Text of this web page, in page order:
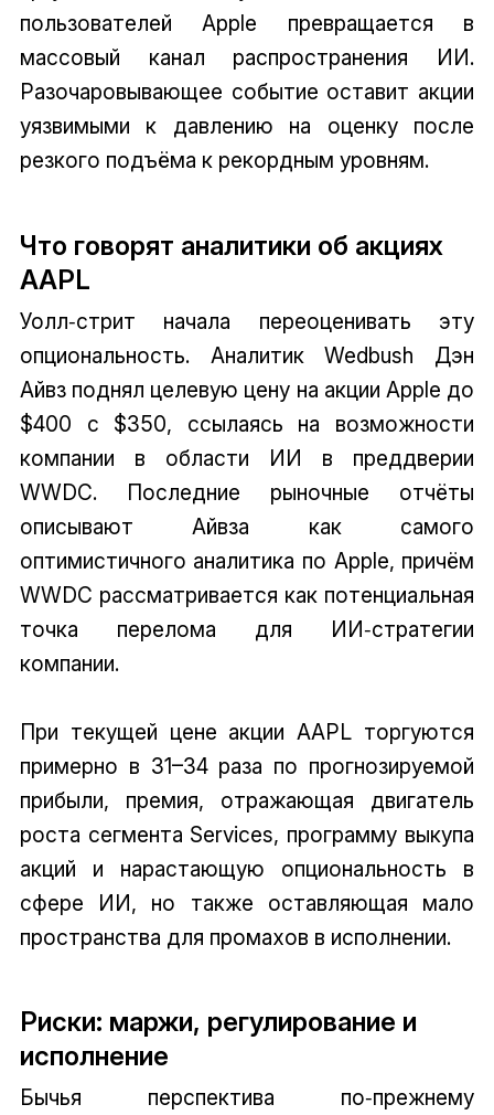
пользователей Apple превращается в
массовый канал распространения ИИ.
Разочаровывающее событие оставит акции
уязвимыми к давлению на оценку после
резкого подъёма к рекордным уровням.
Что говорят аналитики об акциях
AAPL
Уолл‑стрит начала переоценивать эту
опциональность. Аналитик Wedbush Дэн
Айвз поднял целевую цену на акции Apple до
$400 с $350, ссылаясь на возможности
компании в области ИИ в преддверии
WWDC. Последние рыночные отчёты
описывают Айвза как самого
оптимистичного аналитика по Apple, причём
WWDC рассматривается как потенциальная
точка перелома для ИИ‑стратегии
компании.
При текущей цене акции AAPL торгуются
примерно в 31–34 раза по прогнозируемой
прибыли, премия, отражающая двигатель
роста сегмента Services, программу выкупа
акций и нарастающую опциональность в
сфере ИИ, но также оставляющая мало
пространства для промахов в исполнении.
Риски: маржи, регулирование и
исполнение
Бычья перспектива по‑прежнему